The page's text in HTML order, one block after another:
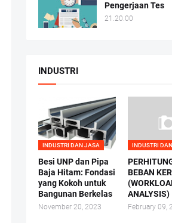
Pengerjaan Tes
21.20.00
INDUSTRI
INDUSTRI DAN JASA
Besi UNP dan Pipa
Baja Hitam: Fondasi
yang Kokoh untuk
Bangunan Berkelas
November 20, 2023
INDUSTRI
BEBAN
ANALYSIS)
February 09,